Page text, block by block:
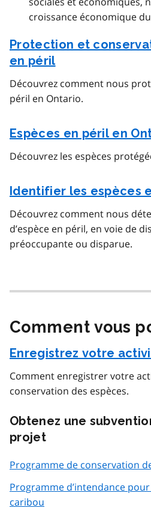
croissance économique
Protection et
en péril
Découvrez comment nous
péril en Ontario.
Espèces en péril en
Découvrez les espèces
Identifier les espèces
Découvrez comment nous
d’espèce en péril, en voie de
préoccupante ou disparue.
Comment vous
Enregistrez votre
Comment enregistrer votre
conservation des espèces.
Obtenez une
projet
Programme de conservation
Programme d’intendance
caribou